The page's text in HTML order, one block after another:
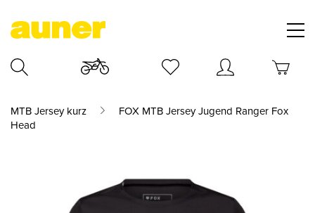
MTB Jersey kurz
FOX MTB Jersey Jugend Ranger Fox
Head